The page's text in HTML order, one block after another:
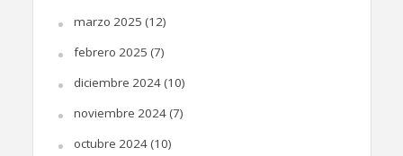
marzo 2025 (12)
febrero 2025 (7)
diciembre 2024(10)
noviembre 2024(7)
octubre 2024(10)